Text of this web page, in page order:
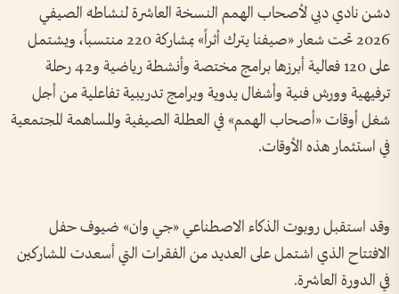
دشن نادي دبي لأصحاب الهمم النسخة العاشرة لنشاطه الصيفي
2026 تحت شعار «صيفنا يترك أثراً» بمشاركة 220 منتسباً، ويشتمل
على 120 فعالية أبرزها برامج مختصة وأنشطة رياضية و42 رحلة
ترفيهية وورش فنية وأشغال يدوية وبرامج تدريبية تفاعلية من أجل
شغل أوقات «أصحاب الهمم» في العطلة الصيفية والمساهمة المجتمعية
في استثمار هذه الأوقات.
وقد استقبل روبوت الذكاء الاصطناعي «جي وان» ضيوف حفل
الافتتاح الذي اشتمل على العديد من الفقرات التي أسعدت المشاركين
في الدورة العاشرة.